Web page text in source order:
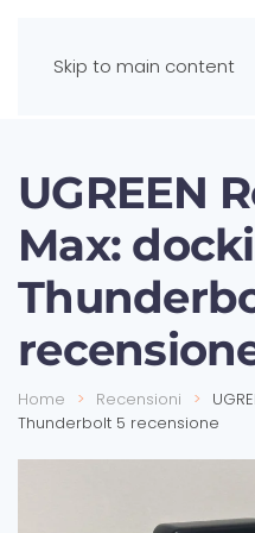
Skip to main content
UGREEN
Max:
Home Recensioni
Thunderbolt 5 recensione